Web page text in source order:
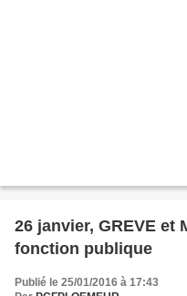
26 janvier, GREVE et
fonction publique
Publié le 25/01/2016 à 17:43